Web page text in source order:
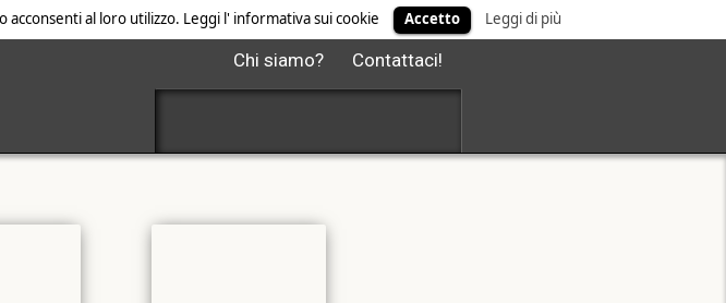
al loro utilizzo. Leggi l' informativa sui cookie Accetto Leggi di più
Chi siamo? Contattaci!